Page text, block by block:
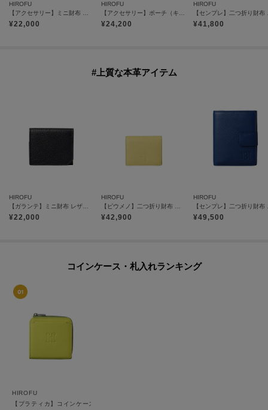
HIROFU
¥22,000
HIROFU
¥24,200
HIROFU
¥41,800
#上質な本革アイテム
HIROFU
¥22,000
HIROFU
¥42,900
HIROFU
¥49,500
コインケース・札入れランキング
HIROFU
【プラティカ】コインケース レザー コンパクト ウォレット 本革（商品番号：P25-